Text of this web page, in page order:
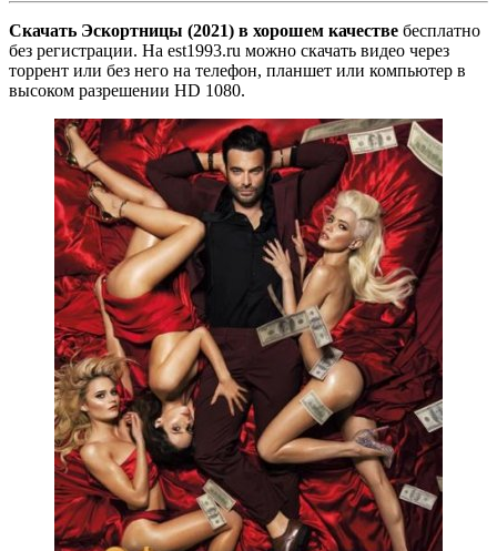
Скачать Эскортницы (2021) в хорошем качестве бесплатно
без регистрации. На est1993.ru можно скачать видео через
торрент или без него на телефон, планшет или компьютер в
высоком разрешении HD 1080.